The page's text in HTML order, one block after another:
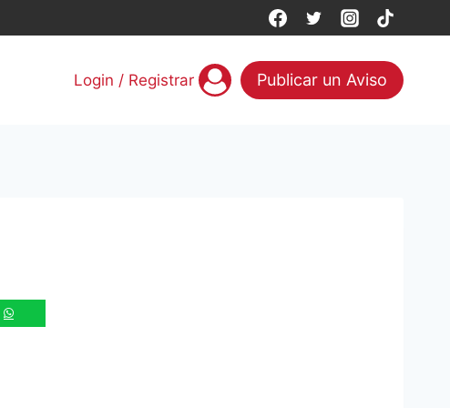
Login / Registrar Publicar un Aviso